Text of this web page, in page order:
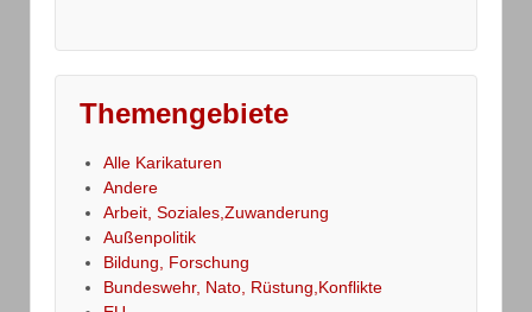
Themengebiete
Alle Karikaturen
Andere
Arbeit, Soziales,Zuwanderung
Außenpolitik
Bildung, Forschung
Bundeswehr, Nato, Rüstung,Konflikte